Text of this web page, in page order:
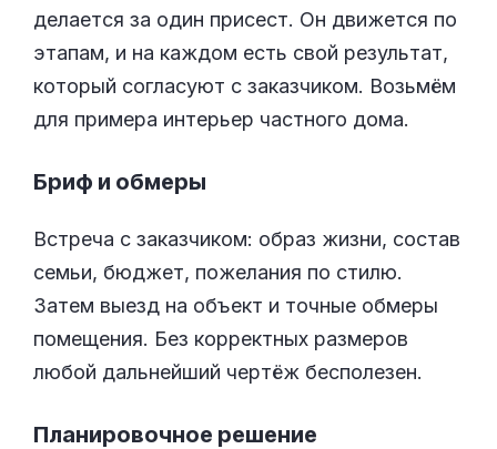
делается за один присест. Он движется по
этапам, и на каждом есть свой результат,
который согласуют с заказчиком. Возьмём
для примера интерьер частного дома.
Бриф и обмеры
Встреча с заказчиком: образ жизни, состав
семьи, бюджет, пожелания по стилю.
Затем выезд на объект и точные обмеры
помещения. Без корректных размеров
любой дальнейший чертёж бесполезен.
Планировочное решение